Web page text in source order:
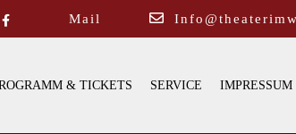
Mail
& TICKETS SERVICE IMPRESSUM